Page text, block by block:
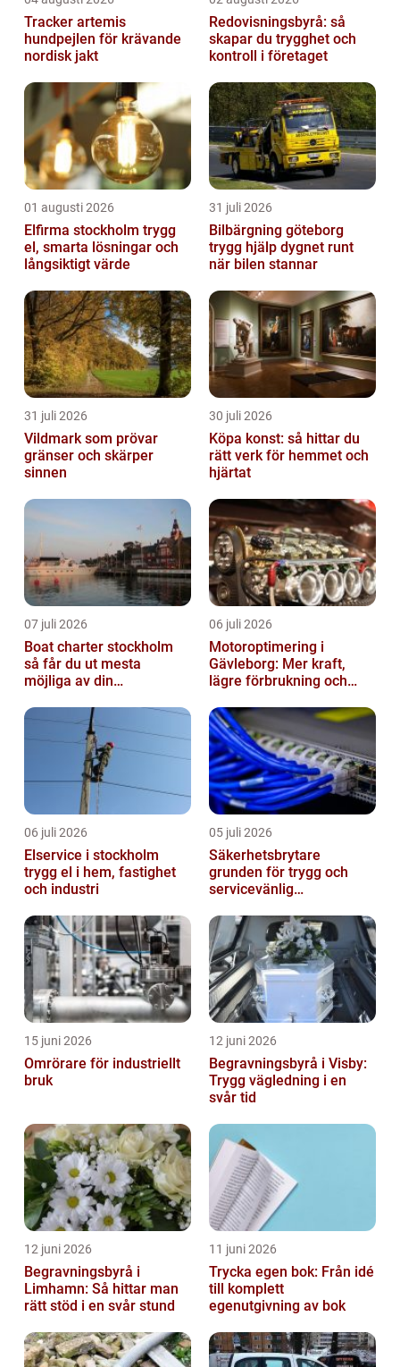
Tracker artemis
hundpejlen för krävande
nordisk jakt
Redovisningsbyrå: så
skapar du trygghet och
kontroll i företaget
01 augusti 2026
Elfirma stockholm trygg
el, smarta lösningar och
långsiktigt värde
31 juli 2026
Bilbärgning göteborg
trygg hjälp dygnet runt
när bilen stannar
31 juli 2026
Vildmark som prövar
gränser och skärper
sinnen
30 juli 2026
Köpa konst: så hittar du
rätt verk för hemmet och
hjärtat
07 juli 2026
Boat charter stockholm
så får du ut mesta
möjliga av din
06 juli 2026
Motoroptimering i
Gävleborg: Mer kraft,
lägre förbrukning och
06 juli 2026
Elservice i stockholm
trygg el i hem, fastighet
och industri
05 juli 2026
Säkerhetsbrytare
grunden för trygg och
servicevänlig
15 juni 2026
Omrörare för industriellt
bruk
12 juni 2026
Begravningsbyrå i Visby:
Trygg vägledning i en
svår tid
12 juni 2026
Begravningsbyrå i
Limhamn: Så hittar man
rätt stöd i en svår stund
11 juni 2026
Trycka egen bok: Från idé
till komplett
egenutgivning av bok